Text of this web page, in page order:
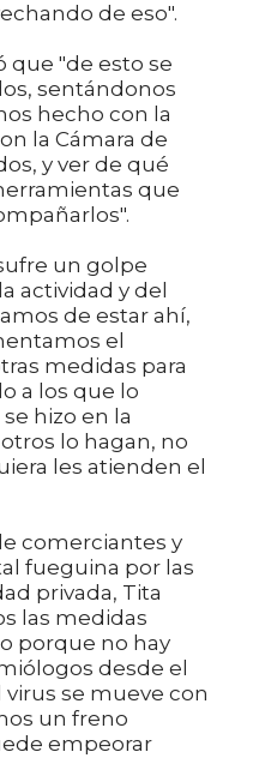
de eso".
que "de esto se
sentándonos
hecho con la
la Cámara de
y ver de qué
que
un golpe
actividad y del
de estar ahí,
el
medidas para
a los que lo
hizo en la
lo hagan, no
les atienden el
comerciantes y
fueguina por las
privada, Tita
las medidas
porque no hay
desde el
se mueve con
un freno
empeorar